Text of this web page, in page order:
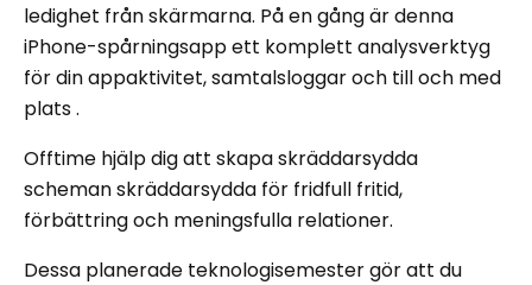
ledighet från skärmarna. På en gång är denna
iPhone-spårningsapp ett komplett analysverktyg
för din appaktivitet, samtalsloggar och till och med
plats .
Offtime hjälp dig att skapa skräddarsydda
scheman skräddarsydda för fridfull fritid,
förbättring och meningsfulla relationer.
Dessa planerade teknologisemester gör att du